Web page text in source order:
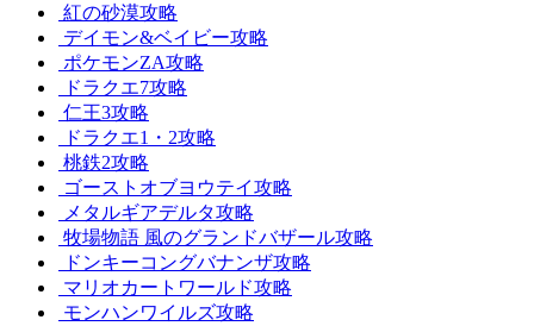
紅の砂漠攻略
デイモン&ベイビー攻略
ポケモンZA攻略
ドラクエ7攻略
仁王3攻略
ドラクエ1・2攻略
桃鉄2攻略
ゴーストオブヨウテイ攻略
メタルギアデルタ攻略
牧場物語 風のグランドバザール攻略
ドンキーコングバナンザ攻略
マリオカートワールド攻略
モンハンワイルズ攻略